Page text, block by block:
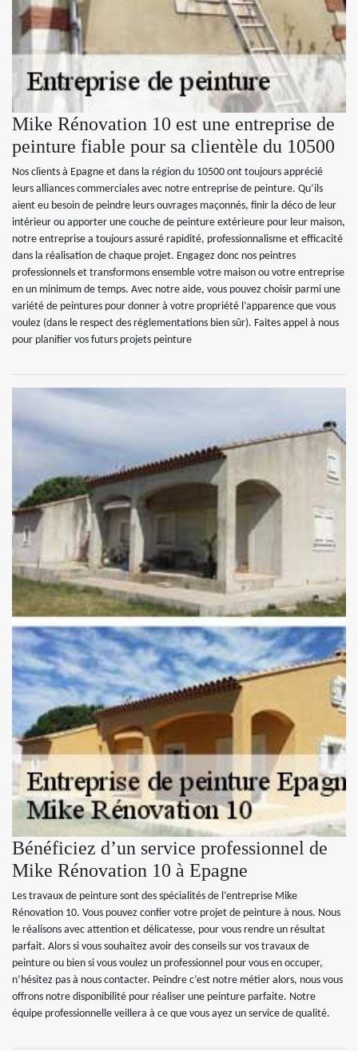
Mike Rénovation 10 est une entreprise de
peinture fiable pour sa clientèle du 10500
Nos clients à Epagne et dans la région du 10500 ont toujours apprécié
leurs alliances commerciales avec notre entreprise de peinture. Qu’ils
aient eu besoin de peindre leurs ouvrages maçonnés, finir la déco de leur
intérieur ou apporter une couche de peinture extérieure pour leur maison,
notre entreprise a toujours assuré rapidité, professionnalisme et efficacité
dans la réalisation de chaque projet. Engagez donc nos peintres
professionnels et transformons ensemble votre maison ou votre entreprise
en un minimum de temps. Avec notre aide, vous pouvez choisir parmi une
variété de peintures pour donner à votre propriété l’apparence que vous
voulez (dans le respect des règlementations bien sûr). Faites appel à nous
pour planifier vos futurs projets peinture
Bénéficiez d’un service professionnel de
Mike Rénovation 10 à Epagne
Les travaux de peinture sont des spécialités de l’entreprise Mike
Rénovation 10. Vous pouvez confier votre projet de peinture à nous. Nous
le réalisons avec attention et délicatesse, pour vous rendre un résultat
parfait. Alors si vous souhaitez avoir des conseils sur vos travaux de
peinture ou bien si vous voulez un professionnel pour vous en occuper,
n’hésitez pas à nous contacter. Peindre c’est notre métier alors, nous vous
offrons notre disponibilité pour réaliser une peinture parfaite. Notre
équipe professionnelle veillera à ce que vous ayez un service de qualité.